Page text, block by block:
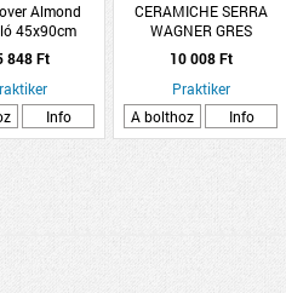
Almond
45x90cm
matt gres
848 Ft
Info
CERAMICHE SERRA
WAGNER GRES
PADLÓLAP 31X62CM,
BEIGE
1,54M2/
10 008 Ft
Praktiker
A bolthoz
Info